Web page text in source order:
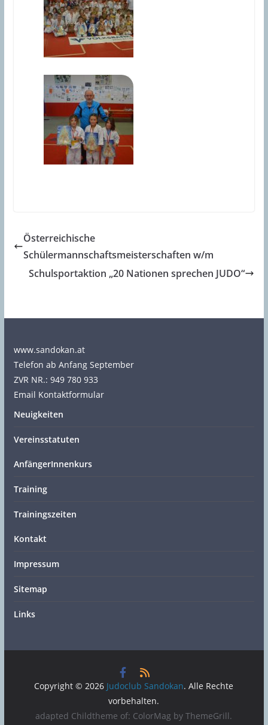
Österreichische
Schülermannschaftsmeisterschaften w/m
Schulsportaktion „20 Nationen sprechen JUDO“
www.sandokan.at
Telefon ab Anfang September
ZVR NR.: 949 780 933
Email Kontaktformular
Neuigkeiten
Vereinsstatuten
AnfängerInnenkurs
Training
Trainingszeiten
Kontakt
Impressum
Sitemap
Links
Copyright © 2026 Judoclub Sandokan. Alle Rechte
vorbehalten.
adapted Childtheme of: ColorMag byThemeGrill.